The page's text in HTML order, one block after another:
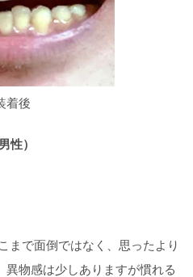
着後
性）
まで面倒ではなく、思ったより
物感は少しありますが慣れる